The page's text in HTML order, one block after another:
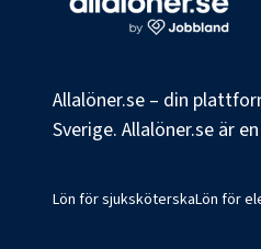
Allalöner.se – din
Sverige. Allalöner.se är
Lön för sjuksköterskaLön för